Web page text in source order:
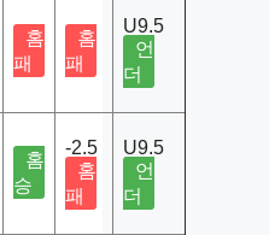
홈
패
홈
패
U9.5
언
더
홈
승
-2.5
홈
패
U9.5
언
더